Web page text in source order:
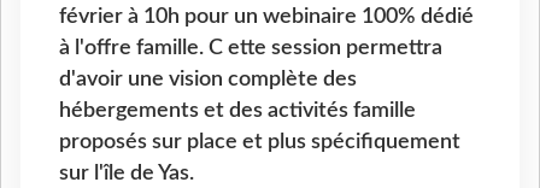
février à 10h pour un webinaire 100% dédié
à l'offre famille. C ette session permettra
d'avoir une vision complète des
hébergements et des activités famille
proposés sur place et plus spécifiquement
sur l'île de Yas.